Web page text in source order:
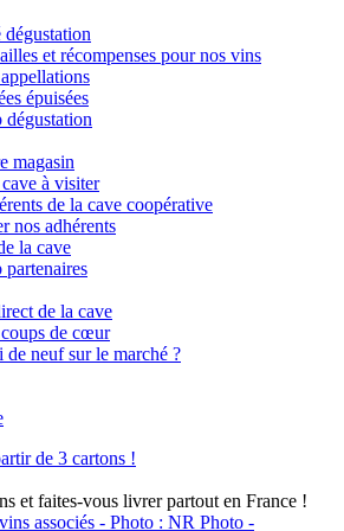
dégustation
et récompenses pour nos vins
épuisées
dégustation
magasin
à visiter
de la cave coopérative
nos adhérents
la cave
partenaires
de la cave
de cœur
de neuf sur le marché ?
et faites-vous livrer partout en France !